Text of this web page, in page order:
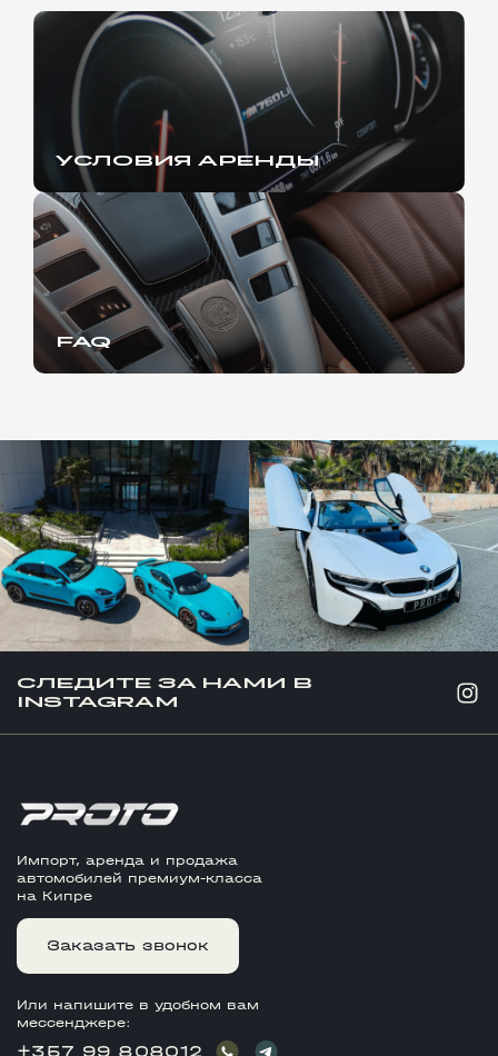
УСЛОВИЯ АРЕНДЫ
FAQ
СЛЕДИТЕ ЗА НАМИ В
INSTAGRAM
Импорт, аренда и продажа
автомобилей премиум-класса
на Кипре
Заказать звонок
Или напишите в удобном вам
мессенджере:
+357 99 808012